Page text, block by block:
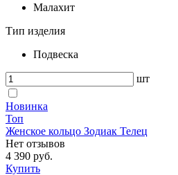
Малахит
Тип изделия
Подвеска
шт
Новинка
Топ
Женское кольцо Зодиак Телец
Нет отзывов
4 390 руб.
Купить